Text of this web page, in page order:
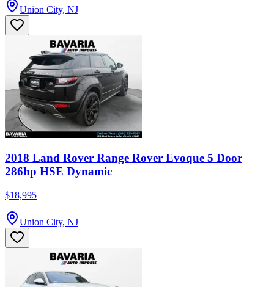
Union City, NJ
2018 Land Rover Range Rover Evoque 5 Door
286hp HSE Dynamic
$18,995
Union City, NJ